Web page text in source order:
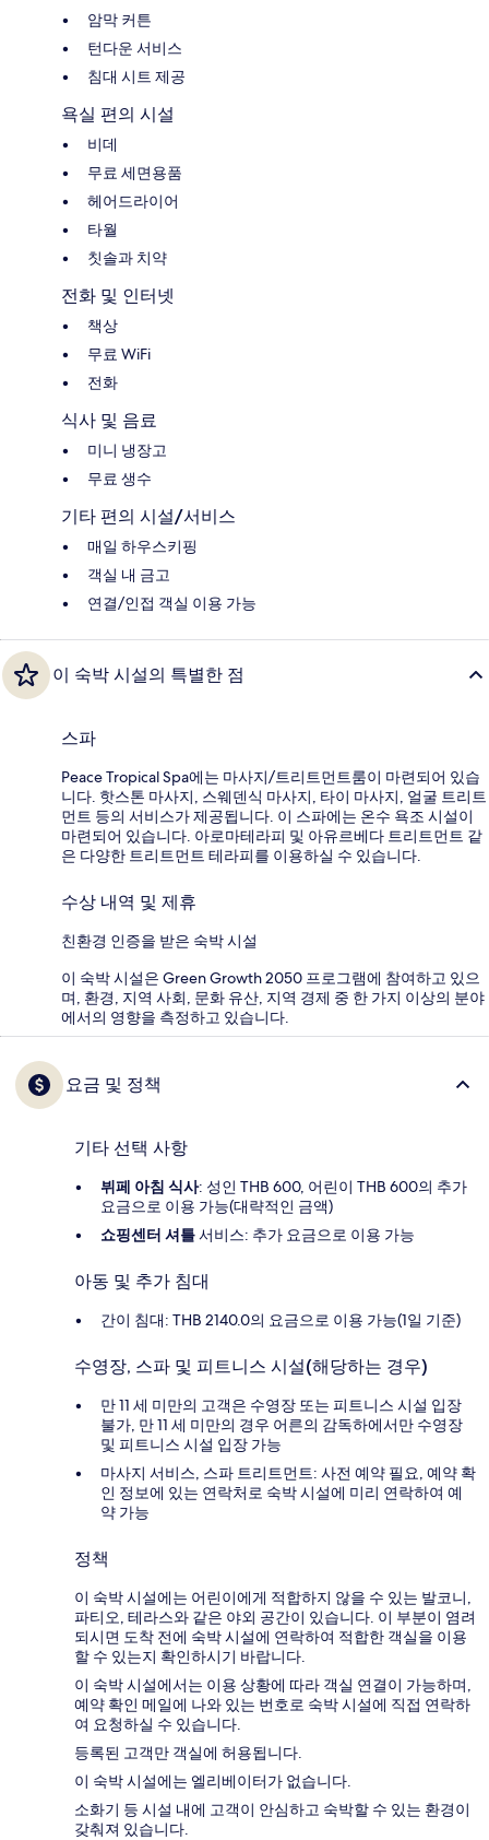
암막 커튼
턴다운 서비스
침대 시트 제공
욕실 편의 시설
비데
무료 세면용품
헤어드라이어
타월
칫솔과 치약
전화 및 인터넷
책상
무료 WiFi
전화
식사 및 음료
미니 냉장고
무료 생수
기타 편의 시설/서비스
매일 하우스키핑
객실 내 금고
연결/인접 객실 이용 가능
이 숙박 시설의 특별한 점
스파
Peace Tropical Spa에는 마사지/트리트먼트룸이 마련되어 있습
니다. 핫스톤 마사지, 스웨덴식 마사지, 타이 마사지, 얼굴 트리트
먼트 등의 서비스가 제공됩니다. 이 스파에는 온수 욕조 시설이
마련되어 있습니다. 아로마테라피 및 아유르베다 트리트먼트 같
은 다양한 트리트먼트 테라피를 이용하실 수 있습니다.
수상 내역 및 제휴
친환경 인증을 받은 숙박 시설
이 숙박 시설은 Green Growth 2050 프로그램에 참여하고 있으
며, 환경, 지역 사회, 문화 유산, 지역 경제 중 한 가지 이상의 분야
에서의 영향을 측정하고 있습니다.
요금 및 정책
기타 선택 사항
뷔페 아침 식사: 성인 THB 600, 어린이 THB 600의 추가
요금으로 이용 가능(대략적인 금액)
쇼핑센터 셔틀서비스: 추가 요금으로 이용 가능
아동 및 추가 침대
간이 침대: THB 2140.0의 요금으로 이용 가능(1일 기준)
수영장, 스파 및 피트니스 시설(해당하는 경우)
만 11 세 미만의 고객은 수영장 또는 피트니스 시설 입장
불가, 만 11 세 미만의 경우 어른의 감독하에서만 수영장
및 피트니스 시설 입장 가능
마사지 서비스, 스파 트리트먼트: 사전 예약 필요, 예약 확
인 정보에 있는 연락처로 숙박 시설에 미리 연락하여 예
약 가능
정책
이 숙박 시설에는 어린이에게 적합하지 않을 수 있는 발코니,
파티오, 테라스와 같은 야외 공간이 있습니다. 이 부분이 염려
되시면 도착 전에 숙박 시설에 연락하여 적합한 객실을 이용
할 수 있는지 확인하시기 바랍니다.
이 숙박 시설에서는 이용 상황에 따라 객실 연결이 가능하며,
예약 확인 메일에 나와 있는 번호로 숙박 시설에 직접 연락하
여 요청하실 수 있습니다.
등록된 고객만 객실에 허용됩니다.
이 숙박 시설에는 엘리베이터가 없습니다.
소화기 등 시설 내에 고객이 안심하고 숙박할 수 있는 환경이
갖춰져 있습니다.